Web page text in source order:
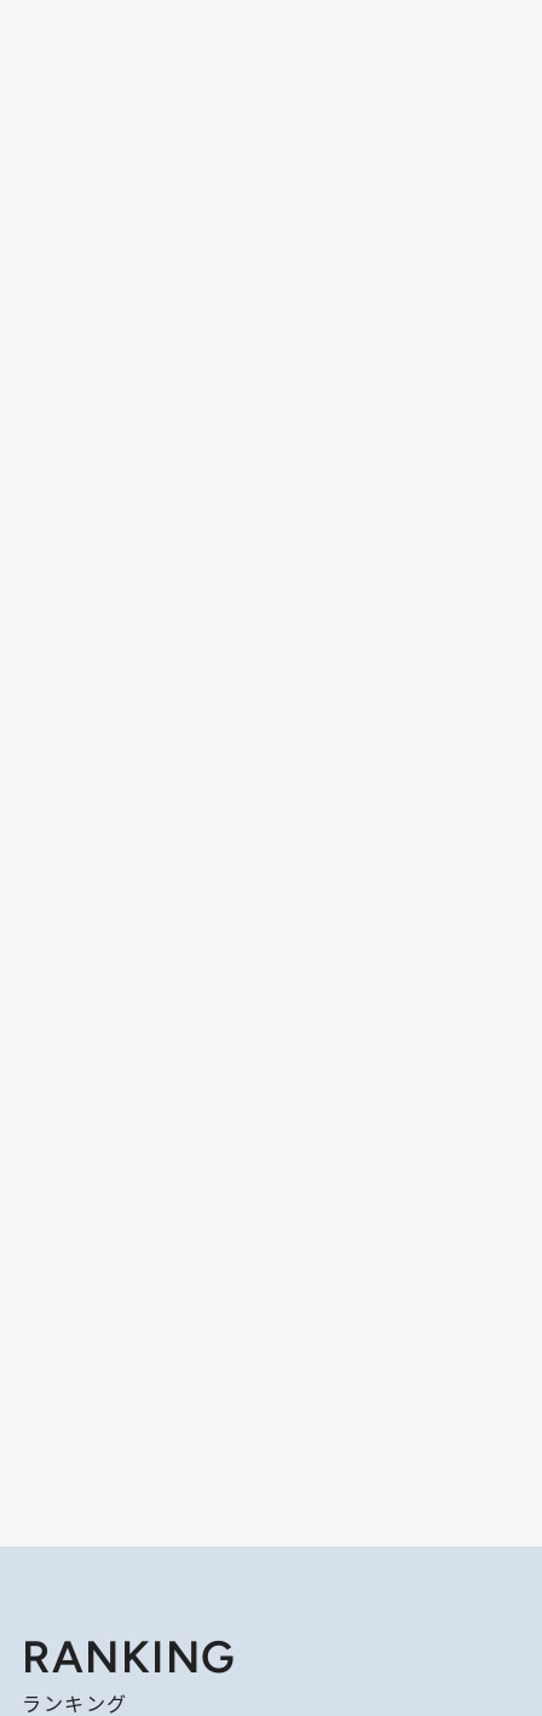
RANKING
ランキング